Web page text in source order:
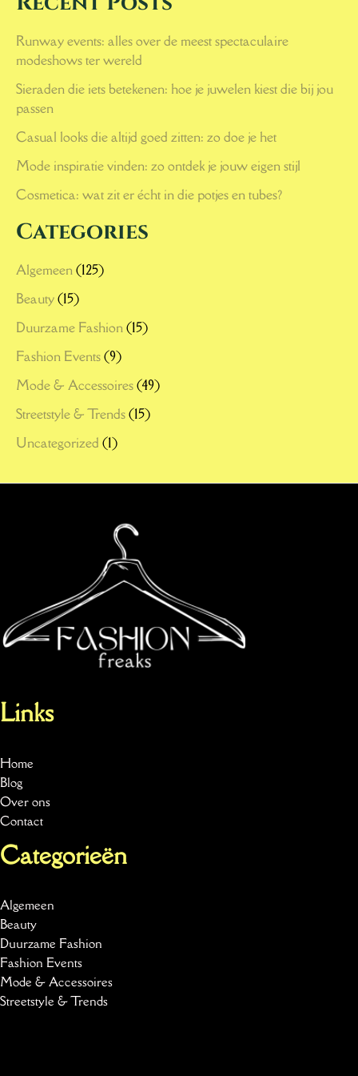
Runway events: alles over de meest spectaculaire
modeshows ter wereld
Sieraden die iets betekenen: hoe je juwelen kiest die bij jou
passen
Casual looks die altijd goed zitten: zo doe je het
Mode inspiratie vinden: zo ontdek je jouw eigen stijl
Cosmetica: wat zit er écht in die potjes en tubes?
Categories
Algemeen(125)
Beauty(15)
Duurzame Fashion(15)
Fashion Events(9)
Mode & Accessoires(49)
Streetstyle & Trends(15)
Uncategorized (1)
Links
Home
Blog
Over ons
Contact
Categorieën
Algemeen
Beauty
Duurzame Fashion
Fashion Events
Mode & Accessoires
Streetstyle & Trends